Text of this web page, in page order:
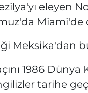
eleyen
Miami'de
Meksika'dan
1986
tarihe